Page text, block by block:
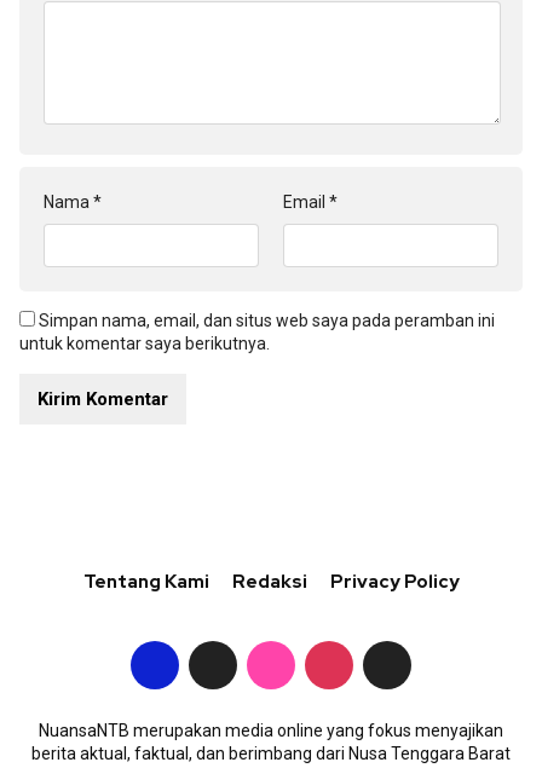
Nama * Email *
Simpan nama, email, dan situs web saya pada peramban ini
untuk komentar saya berikutnya.
Tentang Kami Redaksi Privacy Policy
NuansaNTB merupakan media online yang fokus menyajikan
berita aktual, faktual, dan berimbang dari Nusa Tenggara Barat